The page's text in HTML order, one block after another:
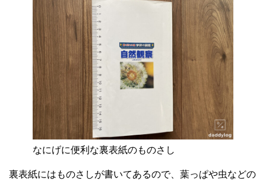
なにげに便利な裏表紙のものさし
裏表紙にはものさしが書いてあるので、葉っぱや虫などの